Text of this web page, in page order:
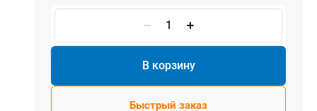
Выключатели
Удлинители электрические
Фонари
В корзину
Быстрый заказ